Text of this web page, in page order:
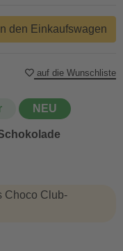
NEU
Choco Club-
In den Einkaufswagen
auf die Wunschliste